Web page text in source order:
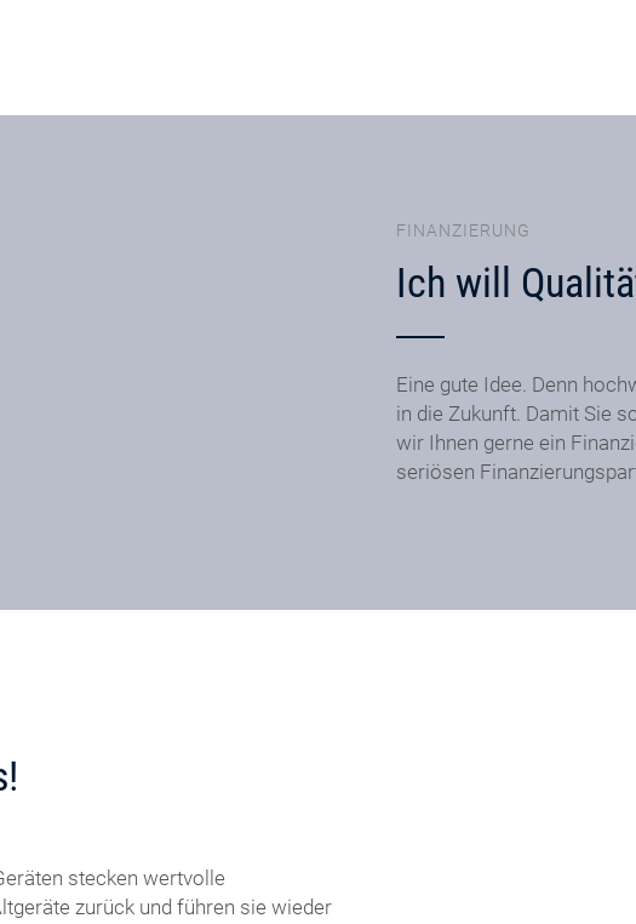
FINANZIERUNG
Ich will
Eine gute Idee. Denn
in die Zukunft. Damit Sie
wir Ihnen gerne ein
seriösen
stecken wertvolle
zurück und führen sie wieder